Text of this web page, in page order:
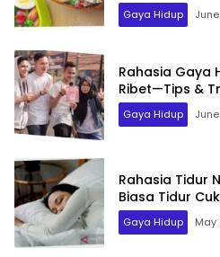
Gaya Hidup
Rahasia Gaya
Ribet—Tips &
Gaya Hidup
Rahasia Tidur Nyenyak
Biasa Tidur
Gaya Hidup May